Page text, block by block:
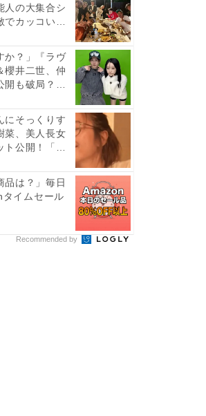
人の大集合シ
でカッコい
か？」『ラヴ
櫻井二世、仲
開も破局？
にそっくりす
菜、美人長女
公開！「1
品は？」毎日
イムセール
Recommended by